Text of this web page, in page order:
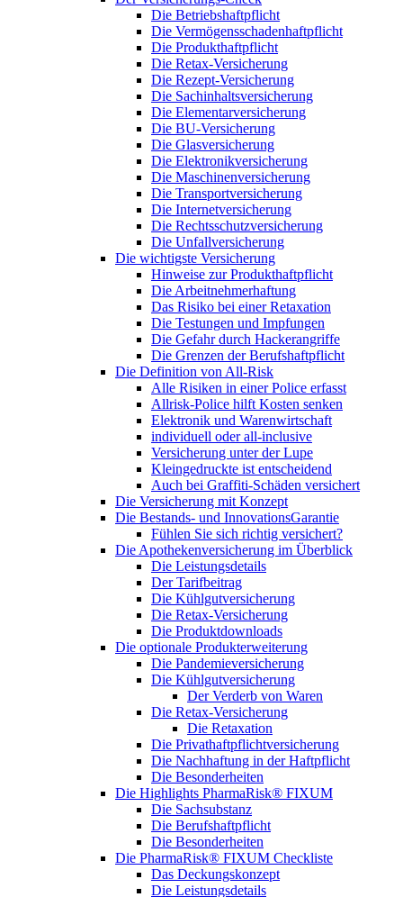
Die Betriebshaftpflicht
Die Vermögensschadenhaftpflicht
Die Produkthaftpflicht
Die Retax-Versicherung
Die Rezept-Versicherung
Die Sachinhaltsversicherung
Die Elementarversicherung
Die BU-Versicherung
Die Glasversicherung
Die Elektronikversicherung
Die Maschinenversicherung
Die Transportversicherung
Die Internetversicherung
Die Rechtsschutzversicherung
Die Unfallversicherung
Die wichtigste Versicherung
Hinweise zur Produkthaftpflicht
Die Arbeitnehmerhaftung
Das Risiko bei einer Retaxation
Die Testungen und Impfungen
Die Gefahr durch Hackerangriffe
Die Grenzen der Berufshaftpflicht
Die Definition von All-Risk
Alle Risiken in einer Police erfasst
Allrisk-Police hilft Kosten senken
Elektronik und Warenwirtschaft
individuell oder all-inclusive
Versicherung unter der Lupe
Kleingedruckte ist entscheidend
Auch bei Graffiti-Schäden versichert
Die Versicherung mit Konzept
Die Bestands- und InnovationsGarantie
Fühlen Sie sich richtig versichert?
Die Apothekenversicherung im Überblick
Die Leistungsdetails
Der Tarifbeitrag
Die Kühlgutversicherung
Die Retax-Versicherung
Die Produktdownloads
Die optionale Produkterweiterung
Die Pandemieversicherung
Die Kühlgutversicherung
Der Verderb von Waren
Die Retax-Versicherung
Die Retaxation
Die Privathaftpflichtversicherung
Die Nachhaftung in der Haftpflicht
Die Besonderheiten
Die Highlights PharmaRisk® FIXUM
Die Sachsubstanz
Die Berufshaftpflicht
Die Besonderheiten
Die PharmaRisk® FIXUM Checkliste
Das Deckungskonzept
Die Leistungsdetails